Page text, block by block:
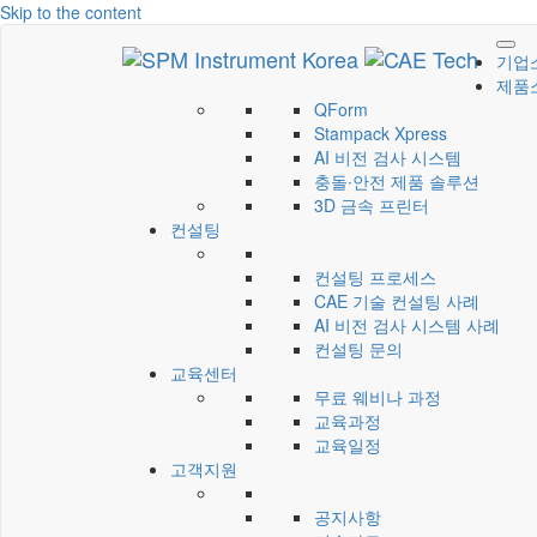
Skip to the content
기업
제품
QForm
Stampack Xpress
AI 비전 검사 시스템
충돌∙안전 제품 솔루션
3D 금속 프린터
컨설팅
컨설팅 프로세스
CAE 기술 컨설팅 사례
AI 비전 검사 시스템 사례
컨설팅 문의
교육센터
무료 웨비나 과정
교육과정
교육일정
고객지원
공지사항